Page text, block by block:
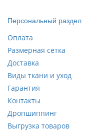
Персональный раздел
Оплата
Размерная сетка
Доставка
Виды ткани и уход
Гарантия
Контакты
Дропшиппинг
Выгрузка товаров